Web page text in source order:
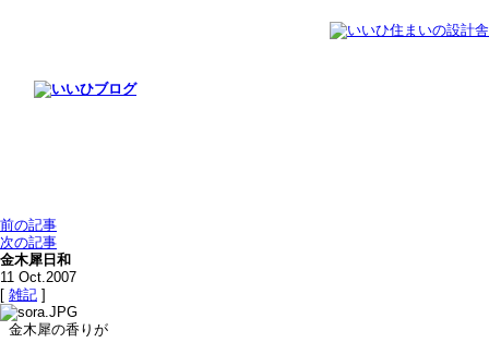
前の記事
次の記事
金木犀日和
11 Oct.2007
[ 雑記 ]
金木犀の香りが